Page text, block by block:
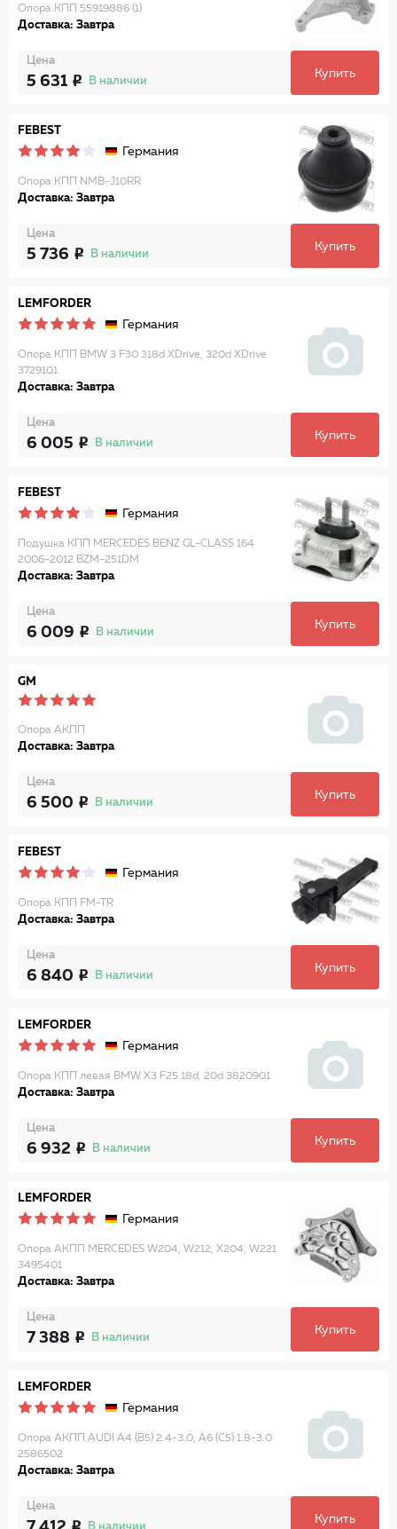
Опора КПП 55919886 (1)
Доставка: Завтра
Цена
5 631 В наличии
Купить
FEBEST
Германия
Опора КПП NMB-J10RR
Доставка: Завтра
Цена
5 736 В наличии
Купить
LEMFORDER
Германия
Опора КПП BMW 3 F30 318d XDrive, 320d XDrive
3729101
Доставка: Завтра
Цена
6 005 В наличии
Купить
FEBEST
Германия
Подушка КПП MERCEDES BENZ GL-CLASS 164
2006-2012 BZM-251DM
Доставка: Завтра
Цена
6 009 В наличии
Купить
GM
Опора АКПП
Доставка: Завтра
Цена
6 500 В наличии
Купить
FEBEST
Германия
Опора КПП FM-TR
Доставка: Завтра
Цена
6 840 В наличии
Купить
LEMFORDER
Германия
Опора КПП левая BMW X3 F25 18d, 20d 3820901
Доставка: Завтра
Цена
6 932 В наличии
Купить
LEMFORDER
Германия
Опора АКПП MERCEDES W204, W212, X204, W221
3495401
Доставка: Завтра
Цена
7 388 В наличии
Купить
LEMFORDER
Германия
Опора АКПП AUDI A4 (B5) 2.4-3.0, A6 (C5) 1.8-3.0
2586502
Доставка: Завтра
Цена
В наличии
Купить